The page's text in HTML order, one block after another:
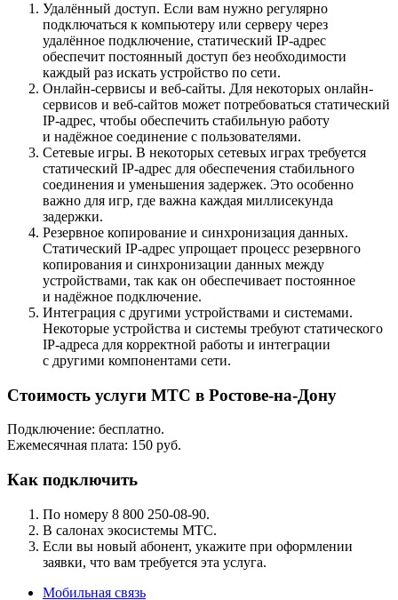
Удалённый доступ. Если вам нужно регулярно
подключаться к компьютеру или серверу через
удалённое подключение, статический IP-адрес
обеспечит постоянный доступ без необходимости
каждый раз искать устройство по сети.
Онлайн-сервисы и веб-сайты. Для некоторых онлайн-
сервисов и веб-сайтов может потребоваться статический
IP-адрес, чтобы обеспечить стабильную работу
и надёжное соединение с пользователями.
Сетевые игры. В некоторых сетевых играх требуется
статический IP-адрес для обеспечения стабильного
соединения и уменьшения задержек. Это особенно
важно для игр, где важна каждая миллисекунда
задержки.
Резервное копирование и синхронизация данных.
Статический IP-адрес упрощает процесс резервного
копирования и синхронизации данных между
устройствами, так как он обеспечивает постоянное
и надёжное подключение.
Интеграция с другими устройствами и системами.
Некоторые устройства и системы требуют статического
IP-адреса для корректной работы и интеграции
с другими компонентами сети.
Стоимость услуги МТС в Ростове-на-Дону
Подключение: бесплатно.
Ежемесячная плата: 150 руб.
Как подключить
По номеру 8 800 250-08-90.
В салонах экосистемы МТС.
Если вы новый абонент, укажите при оформлении
заявки, что вам требуется эта услуга.
Мобильная связь